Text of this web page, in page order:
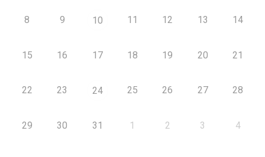
8 9 10 11 12 13 14
15 16 17 18 19 20 21
22 23 24 25 26 27 28
29 30 31 1 2 3 4